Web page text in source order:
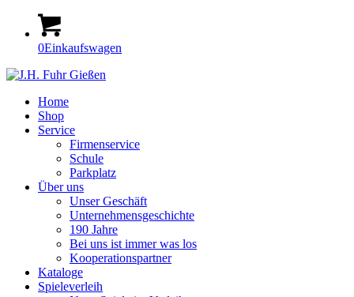
0Einkaufswagen
Home
Shop
Service
Firmenservice
Schule
Parkplatz
Über uns
Unser Geschäft
Unternehmensgeschichte
190 Jahre
Bei uns ist immer was los
Kooperationspartner
Kataloge
Spieleverleih